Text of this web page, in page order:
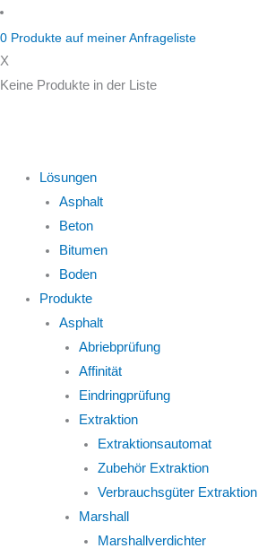
Zum
Inhalt
springen
0 Produkte auf meiner Anfrageliste
X
Keine Produkte in der Liste
Lösungen
Asphalt
Beton
Bitumen
Boden
Produkte
Asphalt
Abriebprüfung
Affinität
Eindringprüfung
Extraktion
Extraktionsautomat
Zubehör Extraktion
Verbrauchsgüter Extraktion
Marshall
Marshallverdichter